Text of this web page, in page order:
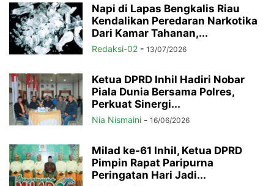
Napi di Lapas Bengkalis Riau
Kendalikan Peredaran Narkotika
Dari Kamar Tahanan,...
Redaksi-02 - 13/07/2026
Ketua DPRD Inhil Hadiri Nobar
Piala Dunia Bersama Polres,
Perkuat Sinergi...
Nia Nismaini - 16/06/2026
Milad ke-61 Inhil, Ketua DPRD
Pimpin Rapat Paripurna
Peringatan Hari Jadi...